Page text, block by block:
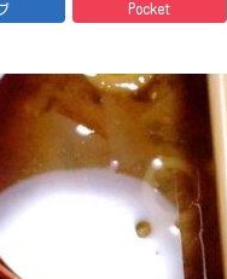
Pocket